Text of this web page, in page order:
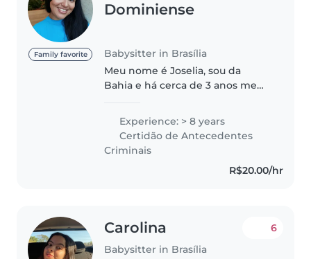
Family favorite
Dominiense
Babysitter in Brasília
Meu nome é Joselia, sou da
Bahia e há cerca de 3 anos me
continuidade aos meus estudos.
Comecei a cuidar de crianças
quando tinha 13 anos, hoje tenho
24,..
Experience: > 8 years
Certidão de Antecedentes
Criminais
R$20.00/hr
Carolina
Babysitter in Brasília
6